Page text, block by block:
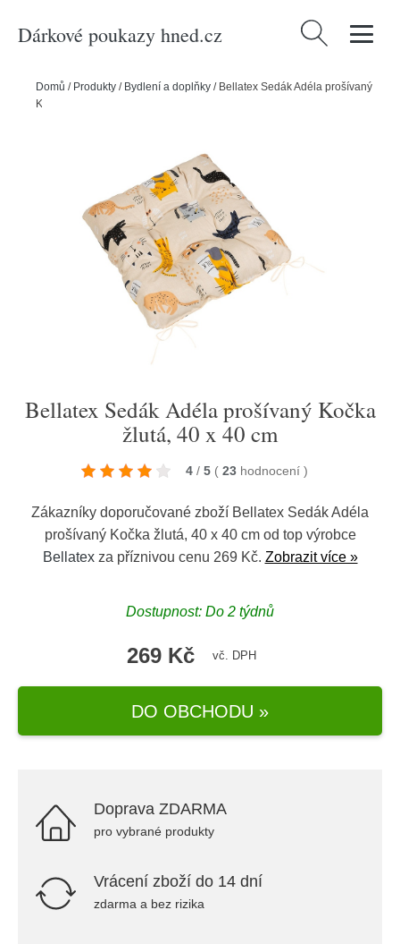
Dárkové poukazy hned.cz Vyhledávání
Domů / Produkty / Bydlení a doplňky / Bellatex Sedák Adéla prošívaný
Kočka žlutá, 40 x 40 cm
Bellatex Sedák Adéla prošívaný Kočka
žlutá, 40 x 40 cm
4 / 5 ( 23 hodnocení )
Zákazníky doporučované zboží Bellatex Sedák Adéla
prošívaný Kočka žlutá, 40 x 40 cm od top výrobce
Bellatexza příznivou cenu 269 Kč. Zobrazit více »
Dostupnost: Do 2 týdnů
269 Kč vč. DPH
DO OBCHODU »
Doprava ZDARMA
pro vybrané produkty
Vrácení zboží do 14 dní
zdarma a bez rizika